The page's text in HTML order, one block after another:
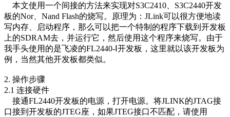
本文使用一个间接的方法来实现对S3C2410、S3C2440开发
板的Nor、Nand Flash的烧写。原理为：JLink可以很方便地读
写内存、启动程序，那么可以把一个特制的程序下载到开发板
上的SDRAM去，并运行它，然后使用这个程序来烧写。由于
我手头使用的是飞凌的FL2440-Ⅰ开发板，这里就以该开发板为
例，当然其他开发板都类似。
2. 操作步骤
2.1 连接硬件
接通FL2440开发板的电源，打开电源。将JLINK的JTAG接
口接到开发板的JTEG座，如果JTEG接口不匹配，请使用